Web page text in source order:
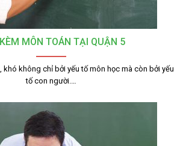
MÔN TOÁN TẠI QUẬN 5
khó không chỉ bởi yếu tố môn học mà còn bởi yếu
tố con người.…